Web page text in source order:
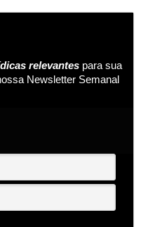
relevantes para sua
Newsletter Semanal